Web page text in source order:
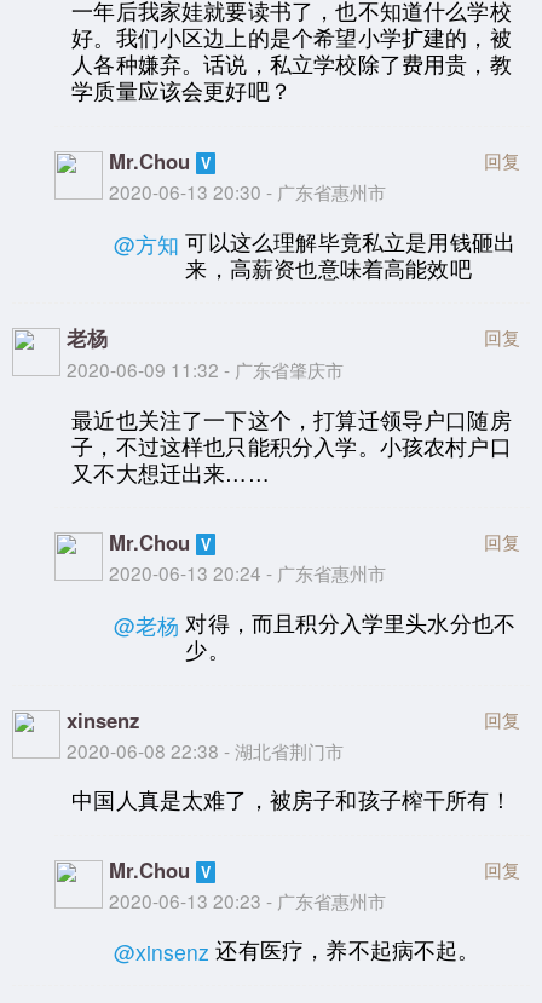
一年后我家娃就要读书了，也不知道什么学校
好。我们小区边上的是个希望小学扩建的，被
人各种嫌弃。话说，私立学校除了费用贵，教
学质量应该会更好吧？
Mr.Chou
2020-06-13 20:30 - 广东省惠州市
回复
@方知 可以这么理解毕竟私立是用钱砸出
来，高薪资也意味着高能效吧
老杨
2020-06-09 11:32 - 广东省肇庆市
回复
最近也关注了一下这个，打算迁领导户口随房
子，不过这样也只能积分入学。小孩农村户口
又不大想迁出来……
Mr.Chou
2020-06-13 20:24 - 广东省惠州市
回复
@老杨 对得，而且积分入学里头水分也不
少。
xinsenz
2020-06-08 22:38 - 湖北省荆门市
回复
中国人真是太难了，被房子和孩子榨干所有！
Mr.Chou
2020-06-13 20:23 - 广东省惠州市
回复
@xinsenz 还有医疗，养不起病不起。